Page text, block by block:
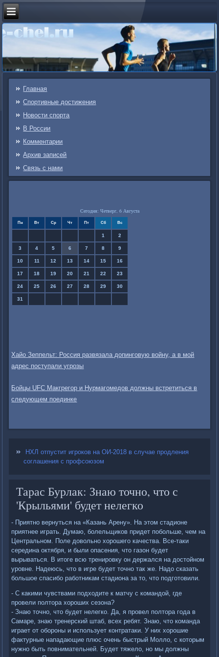
Главная
Спортивные достижения
Новости спорта
В России
Комментарии
Архив записей
Связь c нами
Сегодня: Четверг, 6 Августа
Пн Вт Ср Чт Пт Сб Вс
1 2
3 4 5 6 7 8 9
10 11 12 13 14 15 16
17 18 19 20 21 22 23
24 25 26 27 28 29 30
31
Хайо Зеппельт: Россия развязала допинговую войну, а в мой
адрес поступали угрозы
Бойцы UFC Макгрегор и Нурмагомедов должны встретиться в
следующем поединке
НХЛ отпустит игроков на ОИ-2018 в случае продления
соглашения с профсоюзом
Тарас Бурлак: Знаю точно, что с
'Крыльями' будет нелегко
- Приятно вернуться на «Казань Арену». На этом стадионе
приятнее играть. Думаю, болельщиков придет побольше, чем на
Центральном. Поле довольно хорошего качества. Все-таки
середина октября, и были опасения, что газон будет
вырываться. В итоге всю тренировку он держался на достойном
уровне. Надеюсь, что в игре будет точно так же. Надо сказать
большое спасибо работникам стадиона за то, что подготовили.
- С какими чувствами подходите к матчу с командой, где
провели полтора хороших сезона?
- Знаю точно, что будет нелегко. Да, я провел полтора года в
Самаре, знаю тренерский штаб, всех ребят. Знаю, что команда
играет от обороны и использует контратаки. У них хорошие
фактурные нападающие плюс очень быстрый Молло, с которым
нужно быть повнимательней. Будет тяжело, но мы должны